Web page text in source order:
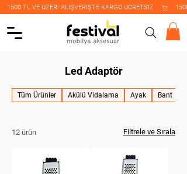
    1500 TL VE ÜZERİ ALIŞVERİŞTE KARGO ÜCRETSİZ
Led Adaptör
Tüm Ürünler Akülü Vidalama Ayak Bant
12 ürün Filtrele ve Sırala